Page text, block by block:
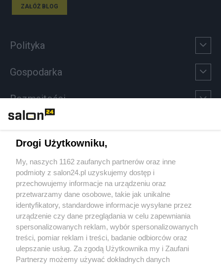
ZAŁÓŻ BLOG
Polityka
Gospodarka
Rozmaitości
Sport
Społeczeństwo
Kultura
X Facebook Instagram Youtube
Drogi Użytkowniku,
My, naszych 1162 zaufanych partnerów oraz inne
podmioty z salon24.pl uzyskujemy dostęp i
przechowujemy informacje na urządzeniu oraz
przetwarzamy dane osobowe, takie jak unikalne
identyfikatory, standardowe informacje wysyłane przez
urządzenie czy dane przeglądania w celu zapewniania
spersonalizowanych reklam, wybór spersonalizowanych
treści, pomiar reklam i treści, badanie odbiorców oraz
ulepszanie usług. Za zgodą Użytkownika my i Zaufani
Partnerzy możemy używać dokładnych danych